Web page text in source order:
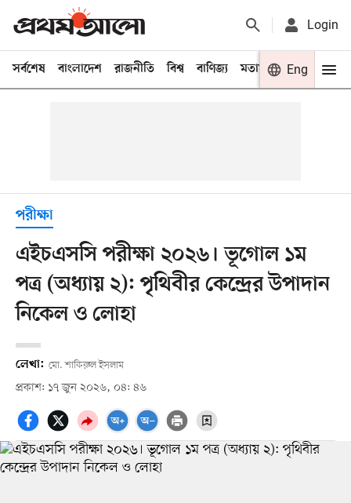
Login
সর্বশেষ বাংলাদেশ রাজনীতি বিশ্ব বাণিজ্য মতামত খেলা
Eng
পরীক্ষা
এইচএসসি পরীক্ষা ২০২৬। ভূগোল ১ম
পত্র (অধ্যায় ২): পৃথিবীর কেন্দ্রের উপাদান
নিকেল ও লোহা
লেখা: মো. শাকিরুল ইসলাম
প্রকাশ: ১৭ জুন ২০২৬, ০৪: ৪৬